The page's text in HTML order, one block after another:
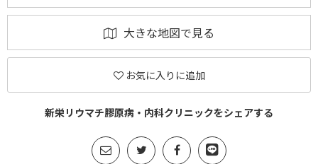
大きな地図で見る
お気に入りに追加
新栄リウマチ膠原病・内科クリニックをシェアする